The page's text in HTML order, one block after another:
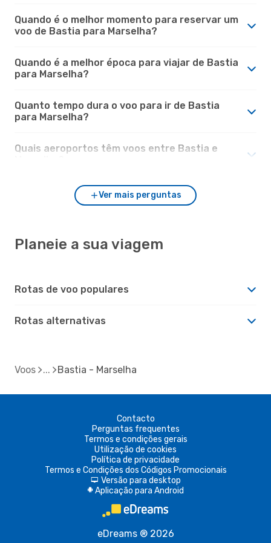
Quando é o melhor momento para reservar um
voo de Bastia para Marselha?
Quando é a melhor época para viajar de Bastia
para Marselha?
Quanto tempo dura o voo para ir de Bastia
para Marselha?
Quais aeroportos têm voos entre Bastia e
Ver mais perguntas
Planeie a sua viagem
Rotas de voo populares
Rotas alternativas
Voos Bastia - Marselha
Contacto
Perguntas frequentes
Termos e condições gerais
Utilização de cookies
Política de privacidade
Termos e Condições dos Códigos Promocionais
d Versão para desktop
A Aplicação para Android
eDreams ® 2026